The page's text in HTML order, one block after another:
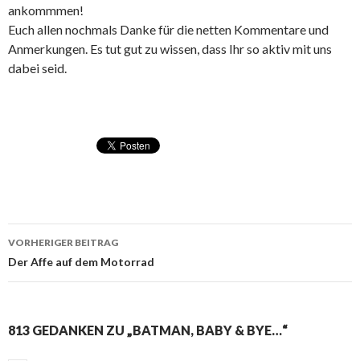
ankommmen!
Euch allen nochmals Danke für die netten Kommentare und
Anmerkungen. Es tut gut zu wissen, dass Ihr so aktiv mit uns
dabei seid.
Beitragsnavigation
VORHERIGER BEITRAG
Der Affe auf dem Motorrad
813 GEDANKEN ZU „BATMAN, BABY & BYE…“